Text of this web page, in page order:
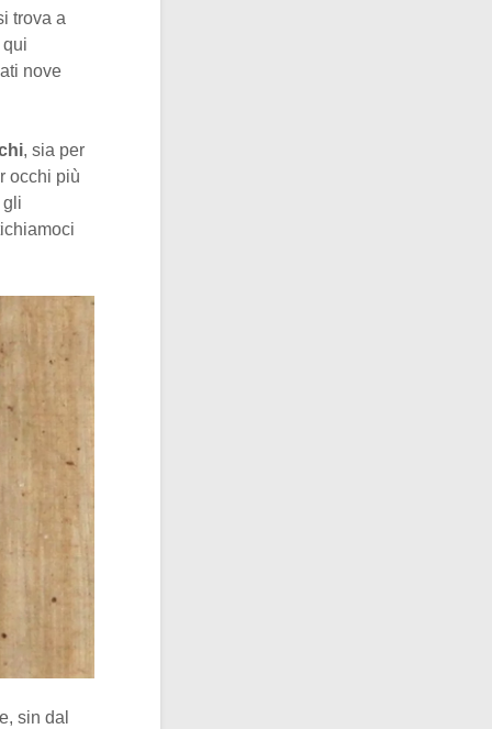
trova a
nove
, sia per
occhi più
gli
sin dal